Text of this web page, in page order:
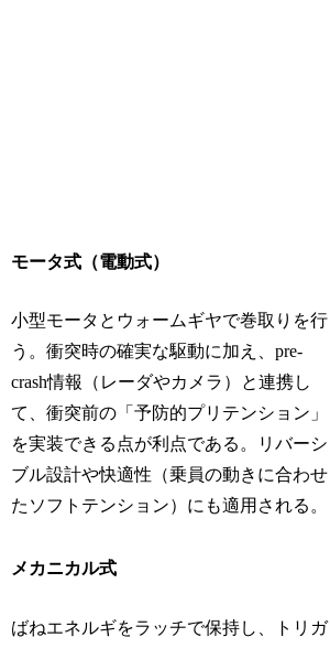
モータ式（電動式）
小型モータとウォームギヤで巻取りを行
う。衝突時の確実な駆動に加え、pre-
crash情報（レーダやカメラ）と連携し
て、衝突前の「予防的プリテンション」
を実装できる点が利点である。リバーシ
ブル設計や快適性（乗員の動きに合わせ
たソフトテンション）にも適用される。
メカニカル式
ばねエネルギをラッチで保持し、トリガ